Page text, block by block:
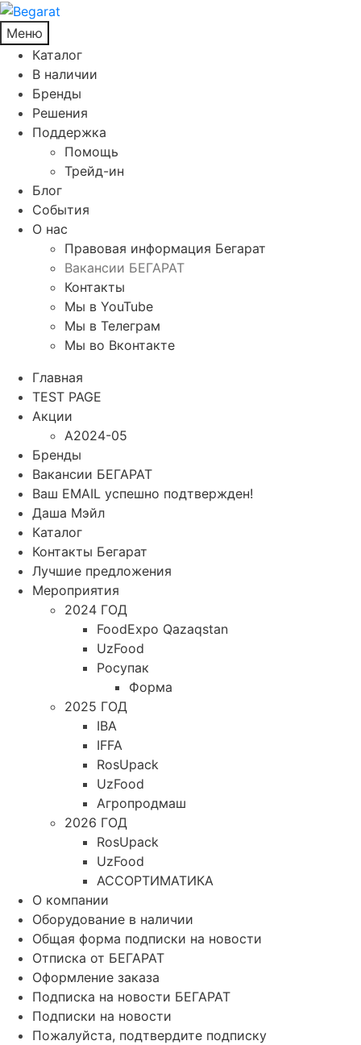
Меню
Каталог
В наличии
Бренды
Решения
Поддержка
Помощь
Трейд-ин
Блог
События
О нас
Правовая информация Бегарат
Вакансии БЕГАРАТ
Контакты
Мы в YouTube
Мы в Телеграм
Мы во Вконтакте
Главная
TEST PAGE
Акции
A2024-05
Бренды
Вакансии БЕГАРАТ
Ваш EMAIL успешно подтвержден!
Даша Мэйл
Каталог
Контакты Бегарат
Лучшие предложения
Мероприятия
2024 ГОД
FoodExpo Qazaqstan
UzFood
Росупак
Форма
2025 ГОД
IBA
IFFA
RosUpack
UzFood
Агропродмаш
2026 ГОД
RosUpack
UzFood
АССОРТИМАТИКА
О компании
Оборудование в наличии
Общая форма подписки на новости
Отписка от БЕГАРАТ
Оформление заказа
Подписка на новости БЕГАРАТ
Подписки на новости
Пожалуйста, подтвердите подписку